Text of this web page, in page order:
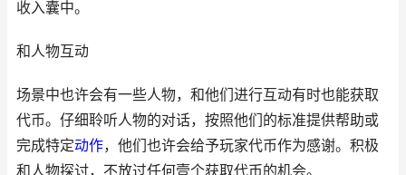
收入囊中。
和人物互动
场景中也许会有一些人物，和他们进行互动有时也能获取
代币。仔细聆听人物的对话，按照他们的标准提供帮助或
完成特定动作，他们也许会给予玩家代币作为感谢。积极
和人物探讨，不放过任何壹个获取代币的机会。